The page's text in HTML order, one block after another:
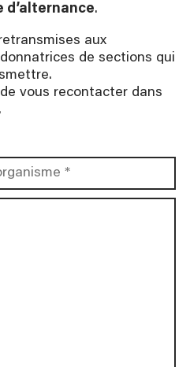
d’alternance.
aux
de sections qui
vous recontacter dans